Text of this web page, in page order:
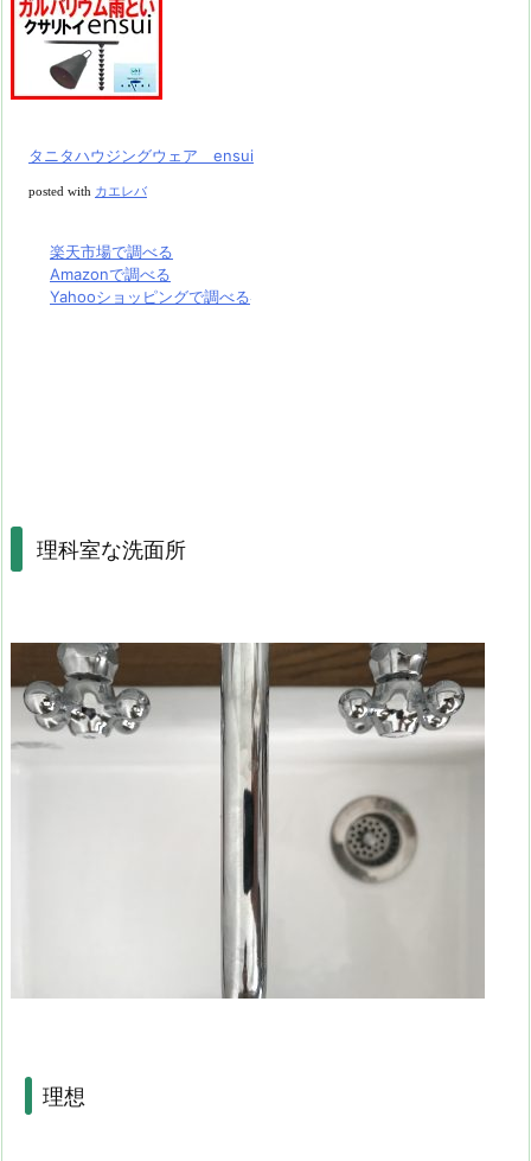
タニタハウジングウェア ensui
posted with カエレバ
楽天市場で調べる
Amazonで調べる
Yahooショッピングで調べる
理科室な洗面所
理想